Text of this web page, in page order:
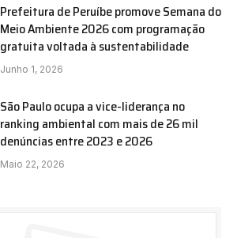
Prefeitura de Peruíbe promove Semana do
Meio Ambiente 2026 com programação
gratuita voltada à sustentabilidade
Junho 1, 2026
São Paulo ocupa a vice-liderança no
ranking ambiental com mais de 26 mil
denúncias entre 2023 e 2026
Maio 22, 2026